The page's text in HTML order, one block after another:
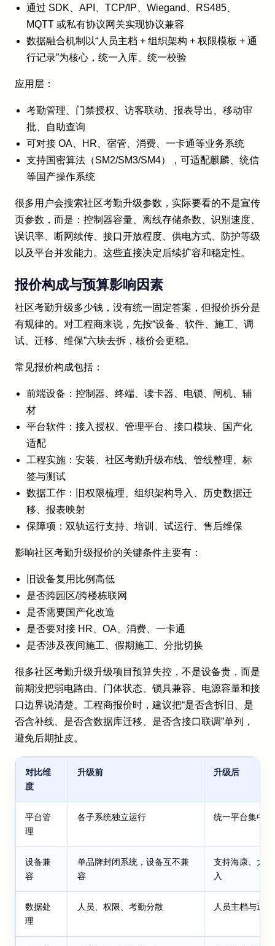
通过 SDK、API、TCP/IP、Wiegand、RS485、
MQTT 或私有协议网关实现协议兼容
数据融合机制以“人员主档 + 组织架构 + 权限模板 + 通
行记录”为核心，统一入库、统一校验
应用层：
考勤管理、门禁授权、访客联动、报表导出、移动审
批、自助查询
可对接 OA、HR、宿管、消费、一卡通等业务系统
支持国密算法（SM2/SM3/SM4），可适配麒麟、统信
等国产操作系统
很多用户会搜索社区考勤升级参数，实际要看的不是宣传
页参数，而是：控制器容量、离线存储条数、识别速度、
误识率、断网续传、接口开放程度、供电方式、防护等级
以及平台并发能力。这些直接决定后续扩容和稳定性。
报价构成与预算影响因素
社区考勤升级多少钱，没有统一固定答案，但报价拆分是
有规律的。对工程商来说，先按“设备、软件、施工、调
试、迁移、维保”六块去拆，核价会更稳。
常见报价构成包括：
前端设备：控制器、终端、读卡器、电锁、闸机、辅
材
平台软件：接入授权、管理平台、接口模块、国产化
适配
工程实施：安装、社区考勤升级布线、管线整理、标
签与测试
数据工作：旧权限梳理、组织架构导入、历史数据迁
移、报表映射
保障项：双轨运行支持、培训、试运行、售后维保
影响社区考勤升级报价的关键条件主要有：
旧设备复用比例高低
是否跨园区/跨楼栋联网
是否需要国产化改造
是否要对接 HR、OA、消费、一卡通
是否涉及夜间施工、假期施工、分批切换
很多社区考勤升级升级项目预算失控，不是设备贵，而是
前期没把弱电路由、门体状态、锁具兼容、电源容量和接
口边界说清楚。工程商报价时，建议把“是否含拆旧、是
否含补线、是否含数据库迁移、是否含接口联调”单列，
避免后期扯皮。
对比维
度
升级前 升级后
平台管
理
各子系统独立运行 统一平台集中
设备兼
容
单品牌封闭系统，设备互不兼
容
支持海康、大
入
数据处
理
人员、权限、考勤分散 人员主档与通